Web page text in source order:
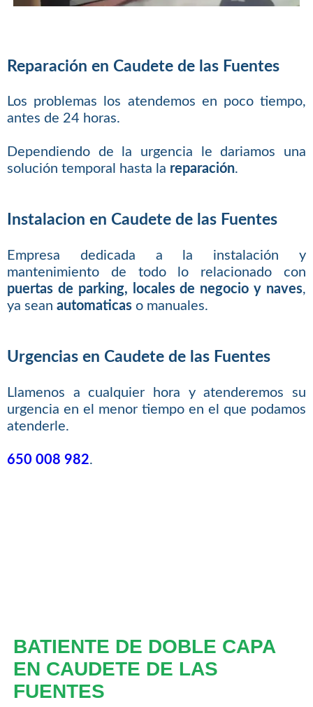
Reparación en Caudete de las Fuentes
Los problemas los atendemos en poco tiempo,
antes de 24 horas.
Dependiendo de la urgencia le dariamos una
solución temporal hasta la reparación.
Instalacion en Caudete de las Fuentes
Empresa dedicada a la instalación y
mantenimiento de todo lo relacionado con
puertas de parking, locales de negocio y naves,
ya sean automaticaso manuales.
Urgencias en Caudete de las Fuentes
Llamenos a cualquier hora y atenderemos su
urgencia en el menor tiempo en el que podamos
atenderle.
650 008 982.
BATIENTE DE DOBLE CAPA
EN CAUDETE DE LAS
FUENTES